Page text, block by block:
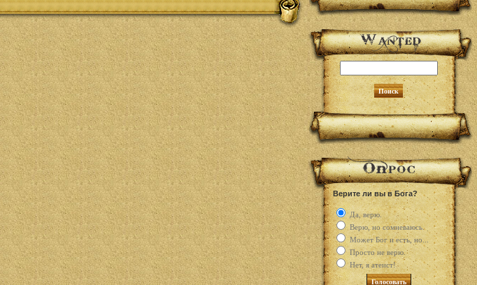
Верите ли вы в Бога?
Да, верю.
Верю, но сомневаюсь.
Может Бог и есть, но...
Просто не верю.
Нет, я атеист!